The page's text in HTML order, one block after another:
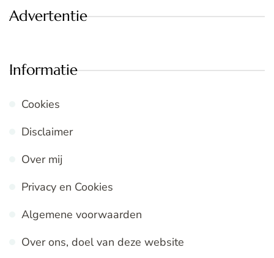
Advertentie
Informatie
Cookies
Disclaimer
Over mij
Privacy en Cookies
Algemene voorwaarden
Over ons, doel van deze website